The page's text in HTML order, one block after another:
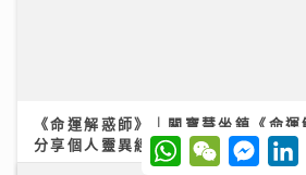
《命運解惑師》｜關寶慧坐鎮《命
分享個人靈異經歷 回應聽眾真實個
W
h
W
e
M
e